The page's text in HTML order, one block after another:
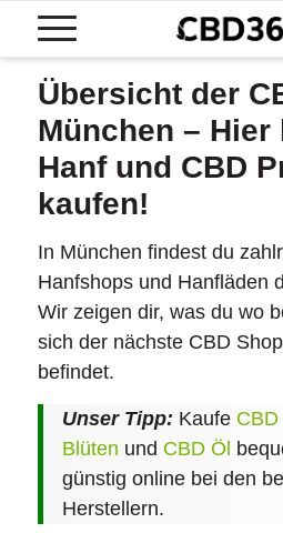
Übersicht der
München – Hier
Hanf und CBD
kaufen!
In München findest du
Hanfshops und Hanfläden
Wir zeigen dir, was du wo
sich der nächste CBD
befindet.
Unser Tipp: Kaufe
Blüten und CBD Öl
günstig online bei den
Herstellern.